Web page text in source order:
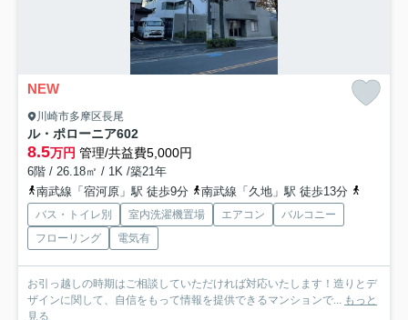
NEW
川崎市多摩区長尾
ル・ポローニア602
8.5万円 管理/共益費5,000円
6階 / 26.18㎡ / 1K /築21年
南武線「宿河原」駅 徒歩9分
南武線「久地」駅 徒歩13分
バス・トイレ別 室内洗濯機置場 エアコン
バルコニー
フローリング
電気有
お引っ越しの時期はご相談していただければ対応いたします！造りとデ
ザインに関して、自信をもって情報を提供できるマンションで... もっと
見る